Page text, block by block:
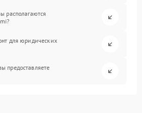
располагаются
для юридических
предоставляете